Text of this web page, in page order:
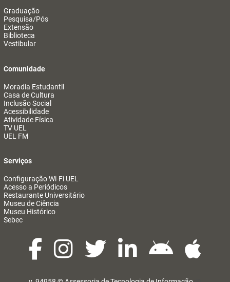
Graduação
Pesquisa/Pós
Extensão
Biblioteca
Vestibular
Comunidade
Moradia Estudantil
Casa de Cultura
Inclusão Social
Acessibilidade
Atividade Física
TV UEL
UEL FM
Serviços
Configuração Wi-Fi UEL
Acesso a Periódicos
Restaurante Universitário
Museu de Ciência
Museu Histórico
Sebec